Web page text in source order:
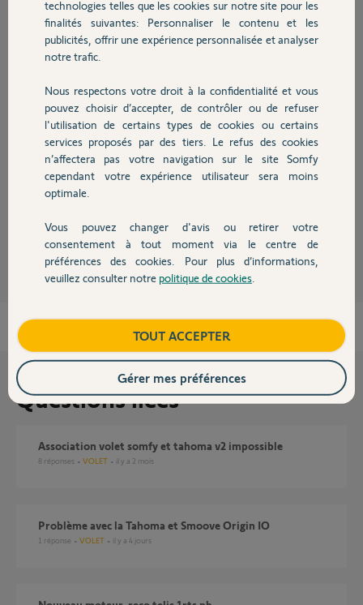
Domotique
Chauffage
Autres produits
Devis avec un pro
Contact
Patrick F.
il y a plus de 8 ans
Participer au fil de discussion
Réponses
Bonjour
Gros doute !!! Quel est le réf. de vos volets ? S'ils sont en RTS, ça ne
fonctionnera pas !
Anonyme il y a plus de 8 ans
Questions liées
Association volet somfy et tahoma v2 impossible
8 réponses VOLET il y a 2 mois
Problème avec la Tahoma et Smoove Origin IO
1 réponse VOLET il y a 4 jours
technologies telles que les cookies sur notre site pour les
finalités suivantes: Personnaliser le contenu et les
publicités, offrir une expérience personnalisée et analyser
notre trafic.
Nous respectons votre droit à la confidentialité et vous
pouvez choisir d’accepter, de contrôler ou de refuser
l'utilisation de certains types de cookies ou certains
services proposés par des tiers. Le refus des cookies
n’affectera pas votre navigation sur le site Somfy
cependant votre expérience utilisateur sera moins
optimale.
Vous pouvez changer d'avis ou retirer votre
consentement à tout moment via le centre de
préférences des cookies. Pour plus d’informations,
veuillez consulter notre politique de cookies
TOUT ACCEPTER
Gérer mes préférences